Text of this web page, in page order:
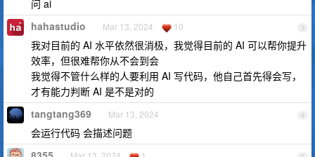
问 ai
3
hahastudio Mar 13, 2024 10
我对目前的 AI 水平依然很消极，我觉得目前的 AI 可以帮你提升
效率，但很难帮你从不会到会
我觉得不管什么样的人要利用 AI 写代码，他自己首先得会写，
才有能力判断 AI 是不是对的
4
tangtang369 Mar 13, 2024
会运行代码 会描述问题